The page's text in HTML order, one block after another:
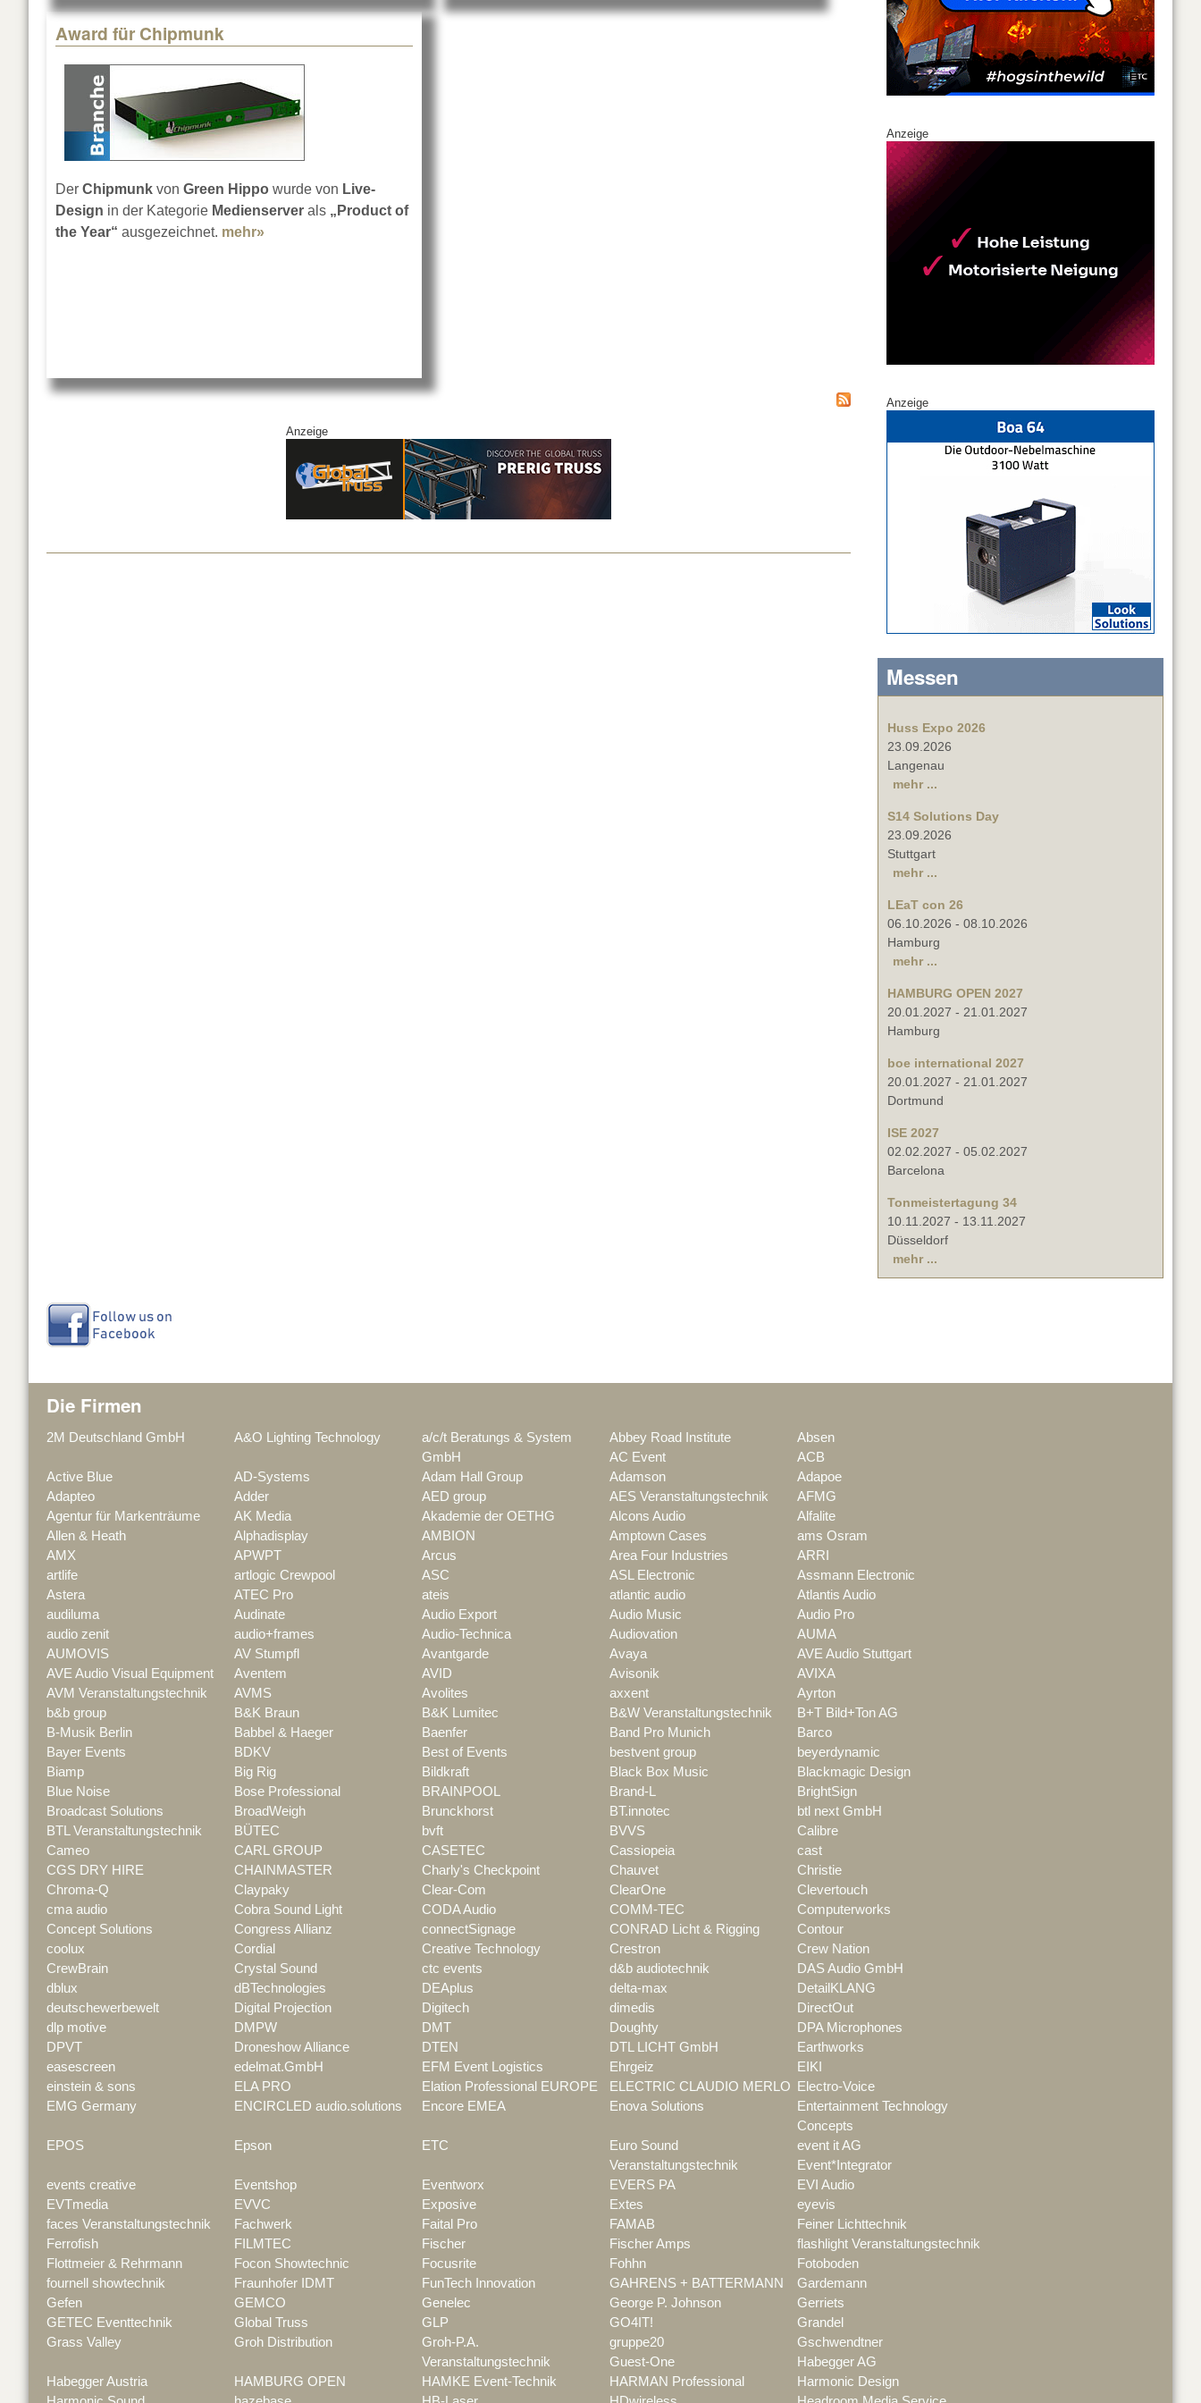
Award für Chipmunk
Der Chipmunk von Green Hippo wurde von Live-
Design in der Kategorie Medienserver als „Product of
the Year“ ausgezeichnet. mehr»
Anzeige
Anzeige
Anzeige
Messen
Huss Expo 2026
23.09.2026
Langenau
mehr ...
S14 Solutions Day
23.09.2026
Stuttgart
mehr ...
LEaT con 26
06.10.2026 - 08.10.2026
Hamburg
mehr ...
HAMBURG OPEN 2027
20.01.2027 - 21.01.2027
Hamburg
boe international 2027
20.01.2027 - 21.01.2027
Dortmund
ISE 2027
02.02.2027 - 05.02.2027
Barcelona
Tonmeistertagung 34
10.11.2027 - 13.11.2027
Düsseldorf
mehr ...
Die Firmen
2M Deutschland GmbH A&O Lighting Technology
a/c/t Beratungs & System
GmbH
Abbey Road Institute
Absen
AC Event
ACB
Active Blue
AD-Systems Adam Hall Group Adamson
Adapoe
Adapteo
Adder AED group AES Veranstaltungstechnik
AFMG
Agentur für Markenträume
AK Media Akademie der OETHG Alcons Audio
Alfalite
Allen & Heath
Alphadisplay AMBION Amptown Cases
ams Osram
AMX
APWPT Arcus Area Four Industries
ARRI
artlife
artlogic Crewpool ASC ASL Electronic
Assmann Electronic
Astera
ATEC Pro ateis atlantic audio
Atlantis Audio
audiluma
Audinate Audio Export Audio Music
Audio Pro
audio zenit
audio+frames Audio-Technica Audiovation
AUMA
AUMOVIS
AV Stumpfl Avantgarde Avaya
AVE Audio Stuttgart
AVE Audio Visual Equipment
Aventem AVID Avisonik
AVIXA
AVM Veranstaltungstechnik
AVMS Avolites axxent
Ayrton
b&b group
B&K Braun B&K Lumitec B&W Veranstaltungstechnik
B+T Bild+Ton AG
B-Musik Berlin
Babbel & Haeger Baenfer Band Pro Munich
Barco
Bayer Events
BDKV Best of Events bestvent group
beyerdynamic
Biamp
Big Rig Bildkraft Black Box Music
Blackmagic Design
Blue Noise
Bose Professional BRAINPOOL Brand-L
BrightSign
Broadcast Solutions
BroadWeigh Brunckhorst BT.innotec
btl next GmbH
BTL Veranstaltungstechnik
BÜTEC bvft BVVS
Calibre
Cameo
CARL GROUP CASETEC Cassiopeia
cast
CGS DRY HIRE
CHAINMASTER Charly's Checkpoint Chauvet
Christie
Chroma-Q
Claypaky Clear-Com ClearOne
Clevertouch
cma audio
Cobra Sound Light CODA Audio COMM-TEC
Computerworks
Concept Solutions
Congress Allianz connectSignage CONRAD Licht & Rigging
Contour
coolux
Cordial Creative Technology Crestron
Crew Nation
CrewBrain
Crystal Sound ctc events d&b audiotechnik
DAS Audio GmbH
dblux
dBTechnologies DEAplus delta-max
DetailKLANG
deutschewerbewelt
Digital Projection Digitech dimedis
DirectOut
dlp motive
DMPW DMT Doughty
DPA Microphones
DPVT
Droneshow Alliance DTEN DTL LICHT GmbH
Earthworks
easescreen
edelmat.GmbH EFM Event Logistics Ehrgeiz
EIKI
einstein & sons
ELA PRO Elation Professional EUROPE ELECTRIC CLAUDIO MERLO
Electro-Voice
EMG Germany
ENCIRCLED audio.solutions Encore EMEA Enova Solutions
Entertainment Technology
Concepts
EPOS
Epson ETC
Euro Sound
Veranstaltungstechnik
event it AG
Event*Integrator
events creative
Eventshop Eventworx EVERS PA
EVI Audio
EVTmedia
EVVC Exposive Extes
eyevis
faces Veranstaltungstechnik
Fachwerk Faital Pro FAMAB
Feiner Lichttechnik
Ferrofish
FILMTEC Fischer Fischer Amps
flashlight Veranstaltungstechnik
Flottmeier & Rehrmann
Focon Showtechnic Focusrite Fohhn
Fotoboden
fournell showtechnik
Fraunhofer IDMT FunTech Innovation GAHRENS + BATTERMANN
Gardemann
Gefen
GEMCO Genelec George P. Johnson
Gerriets
GETEC Eventtechnik
Global Truss GLP GO4IT!
Grandel
Grass Valley
Groh Distribution
Groh-P.A.
Veranstaltungstechnik
gruppe20
Gschwendtner
Guest-One
Habegger AG
Habegger Austria
HAMBURG OPEN HAMKE Event-Technik HARMAN Professional
Harmonic Design